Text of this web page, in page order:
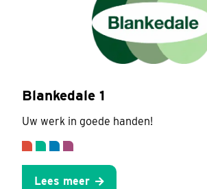
Blankedale 1
Uw werk in goede handen!
Lees meer